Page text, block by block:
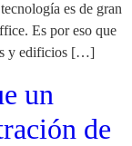
es de gran
Es por eso que
y edificios […]
un
de